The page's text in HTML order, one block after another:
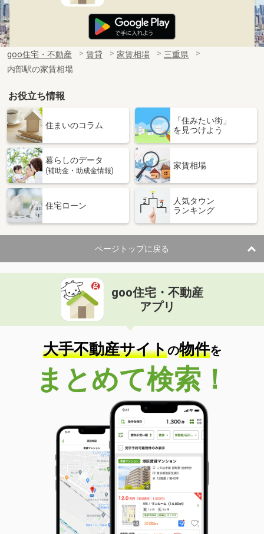
goo住宅・不動産 賃貸 家賃相場
三重県
内部駅の家賃相場
お役立ち情報
住まいのコラム
「住みたい街」
を見つけよう
暮らしのデータ
(補助金・助成金情報)
家賃相場
住宅ローン
人気タウン
ランキング
ページトップに戻る
goo住宅・不動産
アプリ
大手不動産サイトの物件を
まとめて検索！